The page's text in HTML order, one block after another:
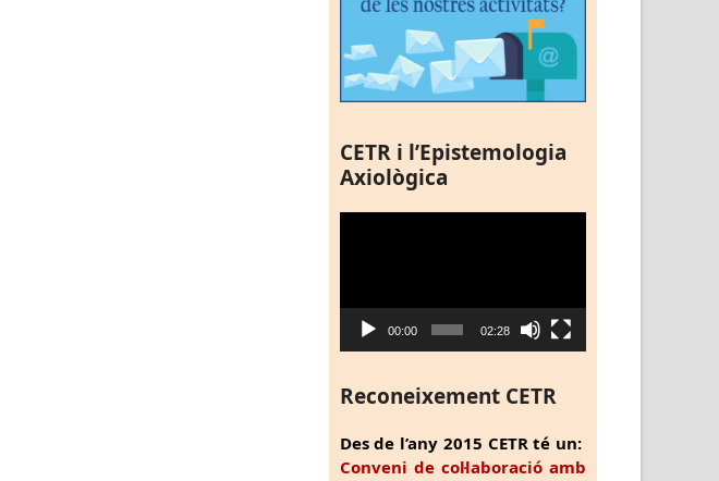
CETR i l’Epistemologia
Axiològica
00:00 02:28
Reconeixement CETR
Des de l’any 2015 CETR té un:
Conveni de col·laboració amb